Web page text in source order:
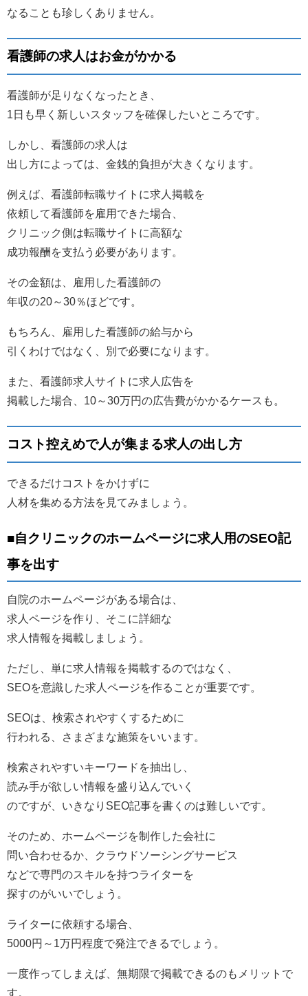
なることも珍しくありません。
看護師の求人はお金がかかる
看護師が足りなくなったとき、
1日も早く新しいスタッフを確保したいところです。
しかし、看護師の求人は
出し方によっては、金銭的負担が大きくなります。
例えば、看護師転職サイトに求人掲載を
依頼して看護師を雇用できた場合、
クリニック側は転職サイトに高額な
成功報酬を支払う必要があります。
その金額は、雇用した看護師の
年収の20～30％ほどです。
もちろん、雇用した看護師の給与から
引くわけではなく、別で必要になります。
また、看護師求人サイトに求人広告を
掲載した場合、10～30万円の広告費がかかるケースも。
コスト控えめで人が集まる求人の出し方
できるだけコストをかけずに
人材を集める方法を見てみましょう。
■自クリニックのホームページに求人用のSEO記
事を出す
自院のホームページがある場合は、
求人ページを作り、そこに詳細な
求人情報を掲載しましょう。
ただし、単に求人情報を掲載するのではなく、
SEOを意識した求人ページを作ることが重要です。
SEOは、検索されやすくするために
行われる、さまざまな施策をいいます。
検索されやすいキーワードを抽出し、
読み手が欲しい情報を盛り込んでいく
のですが、いきなりSEO記事を書くのは難しいです。
そのため、ホームページを制作した会社に
問い合わせるか、クラウドソーシングサービス
などで専門のスキルを持つライターを
探すのがいいでしょう。
ライターに依頼する場合、
5000円～1万円程度で発注できるでしょう。
一度作ってしまえば、無期限で掲載できるのもメリットで
す。